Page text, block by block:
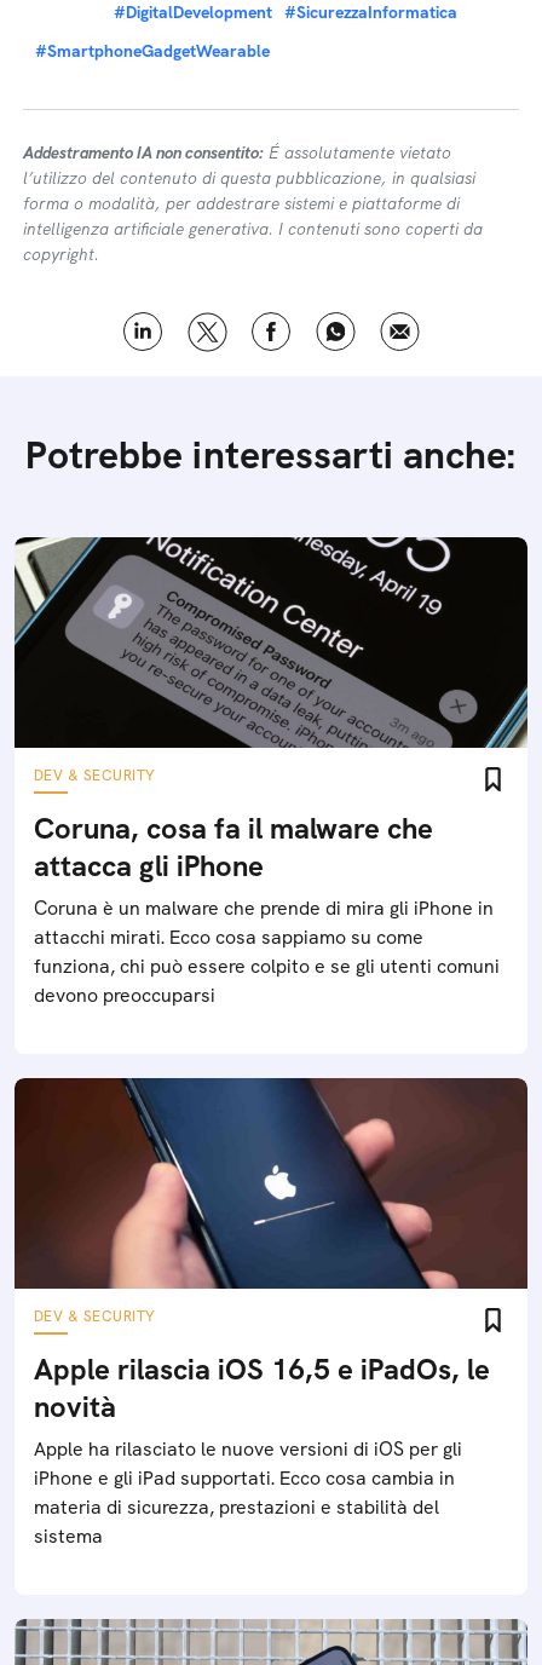
#DigitalDevelopment #SicurezzaInformatica
#SmartphoneGadgetWearable
Addestramento IA non consentito: É assolutamente vietato
l’utilizzo del contenuto di questa pubblicazione, in qualsiasi
forma o modalità, per addestrare sistemi e piattaforme di
intelligenza artificiale generativa. I contenuti sono coperti da
copyright.
Potrebbe interessarti anche:
DEV & SECURITY
Coruna, cosa fa il malware che
attacca gli iPhone
Coruna è un malware che prende di mira gli iPhone in
attacchi mirati. Ecco cosa sappiamo su come
funziona, chi può essere colpito e se gli utenti comuni
devono preoccuparsi
DEV & SECURITY
Apple rilascia iOS 16,5 e iPadOs, le
novità
Apple ha rilasciato le nuove versioni di iOS per gli
iPhone e gli iPad supportati. Ecco cosa cambia in
materia di sicurezza, prestazioni e stabilità del
sistema